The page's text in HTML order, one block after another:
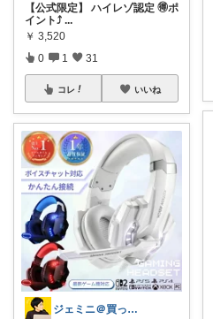
【公式限定】 ハイレゾ認定 🉐ポ
イント⤴️ ...
￥ 3,520
0 1 31
コレ いいね
ジェミニ＠買って後悔しないガジェット部屋